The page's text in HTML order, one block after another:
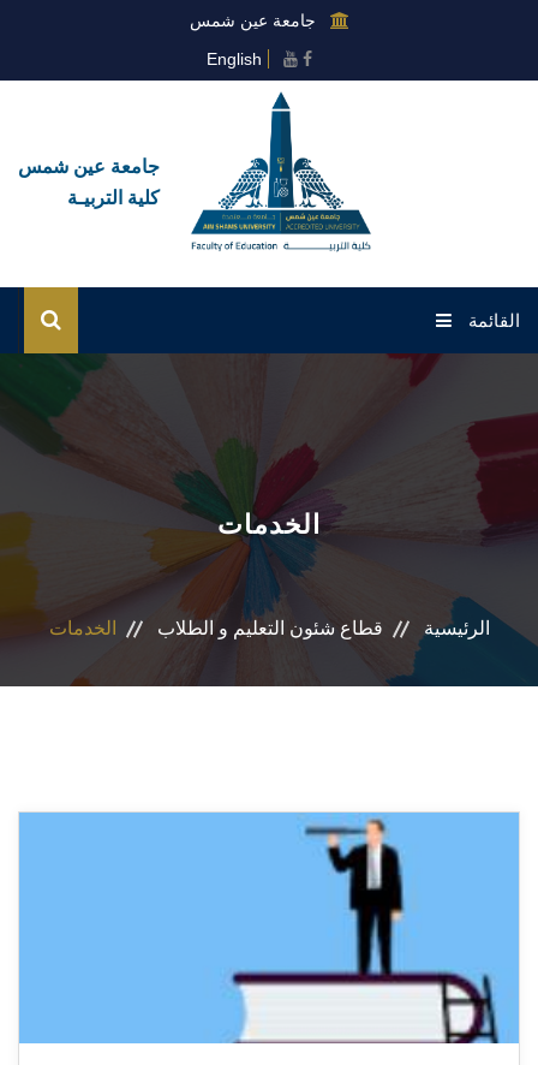
جامعة عين شمس
English
جامعة عين شمس
كلية التربيـة
القائمة
عن القطاع
خدمات القطاع الخدمات
الرئيسية قطاع شئون التعليم و الطلاب الخدمات